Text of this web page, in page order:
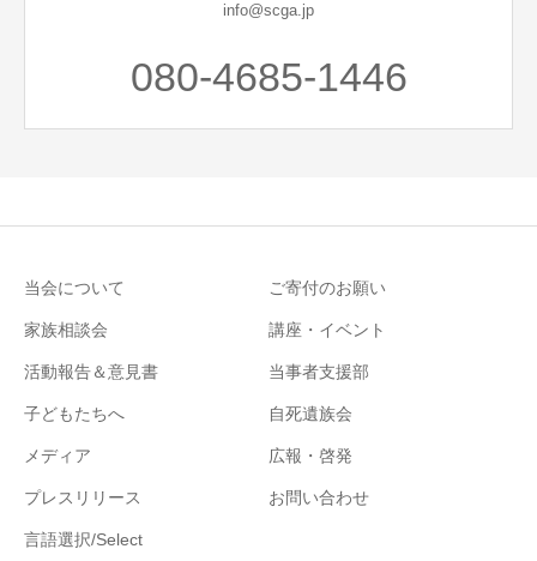
info@scga.jp
080-4685-1446
当会について ご寄付のお願い
家族相談会 講座・イベント
活動報告＆意見書 当事者支援部
子どもたちへ 自死遺族会
メディア 広報・啓発
プレスリリース お問い合わせ
言語選択/Select